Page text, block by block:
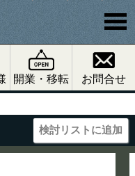
開業・移転 お問合せ
検討リストに追加